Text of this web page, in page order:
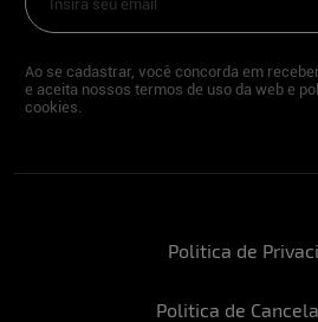
Politica de
Politica de
Ao se cadastrar, você concorda em
e aceita nossos termos de uso da web e
cookies.